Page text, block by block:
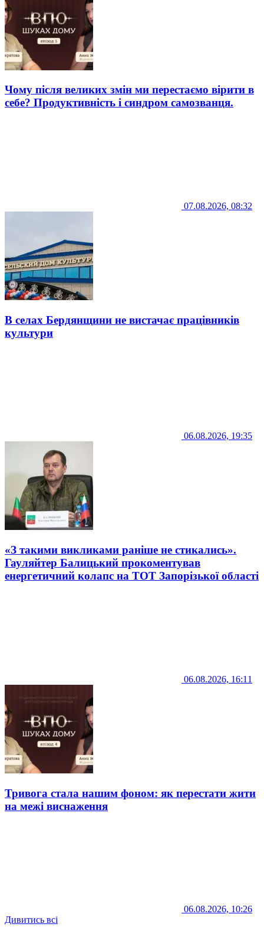
Чому після великих змін ми перестаємо вірити в
себе? Продуктивність і синдром самозванця.
07.08.2026, 08:32
В селах Бердянщини не вистачає працівників
культури
06.08.2026, 19:35
«З такими викликами раніше не стикались».
Гауляйтер Балицький прокоментував
енергетичний колапс на ТОТ Запорізької області
06.08.2026, 16:11
Тривога стала нашим фоном: як перестати жити
на межі виснаження
06.08.2026, 10:26
Дивитись всі